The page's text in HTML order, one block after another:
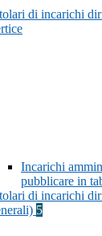
di incarichi
Incarichi
pubblicare in
di incarichi
5